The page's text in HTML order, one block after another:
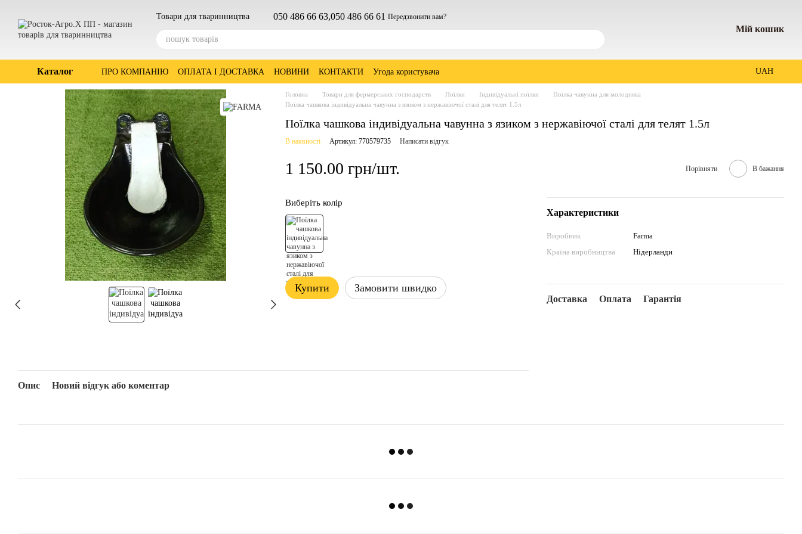
Товари для тваринництва
050 486 66 63,050 486 66 61 Передзвонити вам?
Мій кошик
Каталог ПРО КОМПАНІЮ ОПЛАТА І ДОСТАВКА НОВИНИ КОНТАКТИ Угода користувача UAH
Головна Товари для фермерських господарств Поїлки Індивідуальні поїлки
Поїлка чавунна для молодняка
Поїлка чашкова індивідуальна чавунна з язиком з нержавіючої сталі для телят 1.5л
Поїлка чашкова індивідуальна чавунна з язиком з нержавіючої сталі для телят 1.5л
В наявності Артикул: 770579735 Написати відгук
1 150.00 грн/шт. Порівняти В бажання
Виберіть колір
Купити Замовити швидко
Характеристики
Виробник
Farma
Країна виробництва
Нідерланди
Доставка Оплата Гарантія
Опис Новий відгук або коментар